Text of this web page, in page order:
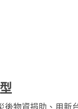
後物資捐助、用新